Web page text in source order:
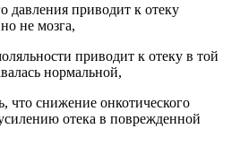
давления приводит к отеку
не мозга,
приводит к отеку в той
нормальной,
что снижение онкотического
отека в поврежденной